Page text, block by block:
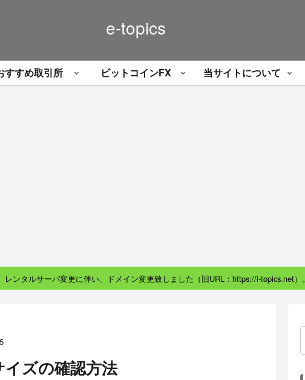
e-topics
すすめ取引所 ビットコインFX 当サイトについて
レンタルサーバ変更に伴い、ドメイン変更致しました（旧URL：https://i-topics.net）。
ズの確認方法